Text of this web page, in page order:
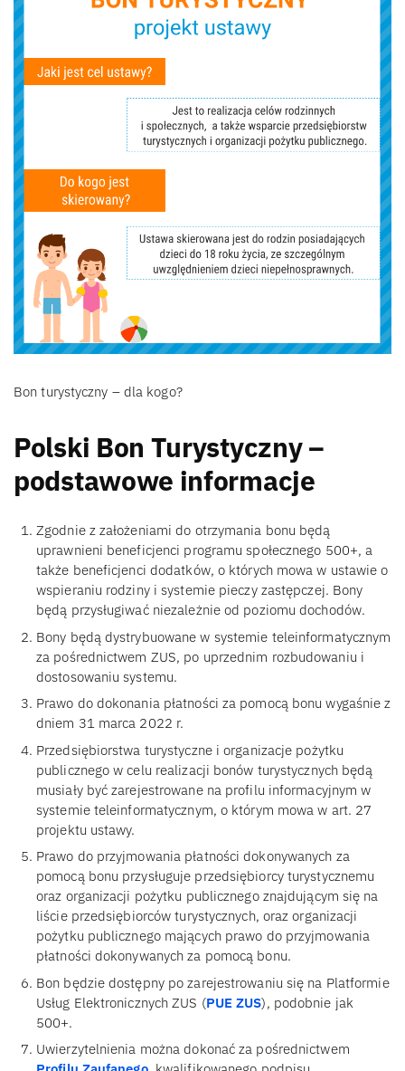
Bon turystyczny – dla kogo?
Polski Bon Turystyczny –
podstawowe informacje
Zgodnie z założeniami do otrzymania bonu będą
uprawnieni beneficjenci programu społecznego 500+, a
także beneficjenci dodatków, o których mowa w ustawie o
wspieraniu rodziny i systemie pieczy zastępczej. Bony
będą przysługiwać niezależnie od poziomu dochodów.
Bony będą dystrybuowane w systemie teleinformatycznym
za pośrednictwem ZUS, po uprzednim rozbudowaniu i
dostosowaniu systemu.
Prawo do dokonania płatności za pomocą bonu wygaśnie z
dniem 31 marca 2022 r.
Przedsiębiorstwa turystyczne i organizacje pożytku
publicznego w celu realizacji bonów turystycznych będą
musiały być zarejestrowane na profilu informacyjnym w
systemie teleinformatycznym, o którym mowa w art. 27
projektu ustawy.
Prawo do przyjmowania płatności dokonywanych za
pomocą bonu przysługuje przedsiębiorcy turystycznemu
oraz organizacji pożytku publicznego znajdującym się na
liście przedsiębiorców turystycznych, oraz organizacji
pożytku publicznego mających prawo do przyjmowania
płatności dokonywanych za pomocą bonu.
Bon będzie dostępny po zarejestrowaniu się na Platformie
Usług Elektronicznych ZUS (PUE ZUS), podobnie jak
500+.
Uwierzytelnienia można dokonać za pośrednictwem